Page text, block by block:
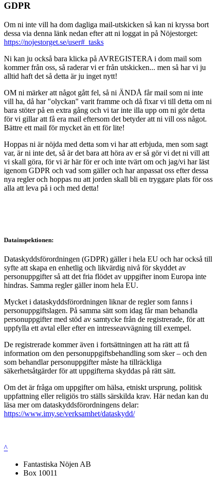
GDPR
Om ni inte vill ha dom dagliga mail-utskicken så kan ni kryssa bort
dessa via denna länk nedan efter att ni loggat in på Nöjestorget:
https://nojestorget.se/user#_tasks
Ni kan ju också bara klicka på AVREGISTERA i dom mail som
kommer från oss, så raderar vi er från utskicken... men så har vi ju
alltid haft det så detta är ju inget nytt!
OM ni märker att något gått fel, så ni ÄNDÅ får mail som ni inte
vill ha, då har "olyckan" varit framme och då fixar vi till detta om ni
bara stöter på en extra gång och vi tar inte illa upp om ni gör detta
för vi gillar att få era mail eftersom det betyder att ni vill oss något.
Bättre ett mail för mycket än ett för lite!
Hoppas ni är nöjda med detta som vi har att erbjuda, men som sagt
var, är ni inte det, så är det bara att höra av er så gör vi det ni vill att
vi skall göra, för vi är här för er och inte tvärt om och jag/vi har läst
igenom GDPR och vad som gäller och har anpassat oss efter dessa
nya regler och hoppas nu att jorden skall bli en tryggare plats för oss
alla att leva på i och med detta!
Datainspektionen:
Dataskyddsförordningen (GDPR) gäller i hela EU och har också till
syfte att skapa en enhetlig och likvärdig nivå för skyddet av
personuppgifter så att det fria flödet av uppgifter inom Europa inte
hindras. Samma regler gäller inom hela EU.
Mycket i dataskyddsförordningen liknar de regler som fanns i
personuppgiftslagen. På samma sätt som idag får man behandla
personuppgifter med stöd av samtycke från de registrerade, för att
uppfylla ett avtal eller efter en intresseavvägning till exempel.
De registrerade kommer även i fortsättningen att ha rätt att få
information om den personuppgiftsbehandling som sker – och den
som behandlar personuppgifter måste ha tillräckliga
säkerhetsåtgärder för att uppgifterna skyddas på rätt sätt.
Om det är fråga om uppgifter om hälsa, etniskt ursprung, politisk
uppfattning eller religiös tro ställs särskilda krav. Här nedan kan du
läsa mer om dataskyddsförordningens delar:
https://www.imy.se/verksamhet/dataskydd/
^
Fantastiska Nöjen AB
Box 10011